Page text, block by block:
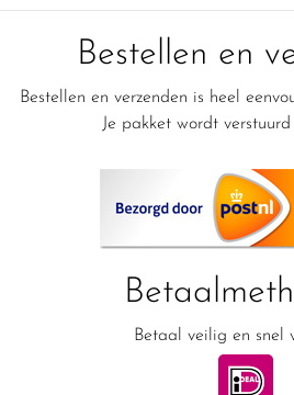
Bestellen en
Bestellen en verzenden is heel
Je pakket wordt
Betaal veilig en snel